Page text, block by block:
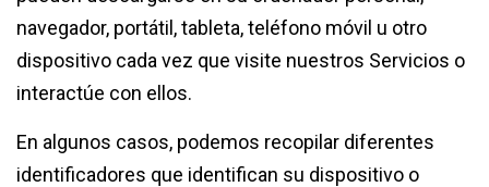
navegador, portátil, tableta, teléfono móvil u otro
dispositivo cada vez que visite nuestros Servicios o
interactúe con ellos.
En algunos casos, podemos recopilar diferentes
identificadores que identifican su dispositivo o